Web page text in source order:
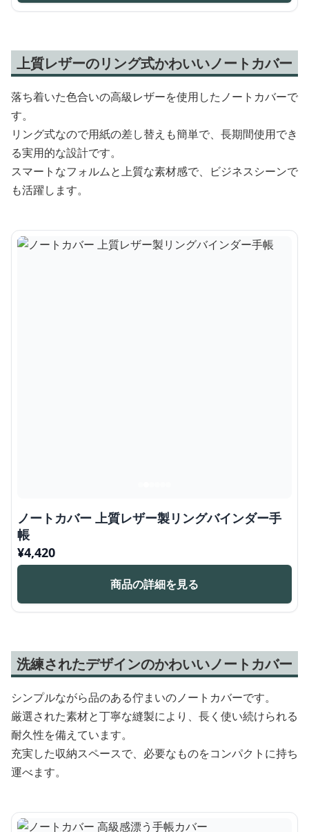
上質レザーのリング式かわいいノートカバー
落ち着いた色合いの高級レザーを使用したノートカバーで
す。
リング式なので用紙の差し替えも簡単で、長期間使用でき
る実用的な設計です。
スマートなフォルムと上質な素材感で、ビジネスシーンで
も活躍します。
ノートカバー 上質レザー製リングバインダー手
帳
¥4,420
商品の詳細を見る
洗練されたデザインのかわいいノートカバー
シンプルながら品のある佇まいのノートカバーです。
厳選された素材と丁寧な縫製により、長く使い続けられる
耐久性を備えています。
充実した収納スペースで、必要なものをコンパクトに持ち
運べます。